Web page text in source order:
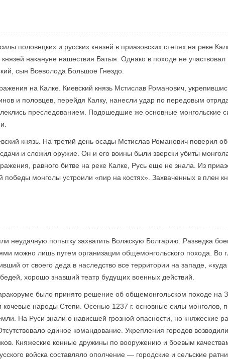
половецких и русских князей в приазовских степях на реке
накануне нашествия Батыя. Однако в походе не
сын Всеволода Большое Гнездо.
на Калке. Киевский князь Мстислав Романович,
и половцев, перейдя Калку, нанесли удар по передовым
преследованием. Подошедшие же основные монгольские
князь. На третий день осады Мстислав Романович поверил
сдачи и сложил оружие. Он и его воины были зверски убиты
равного битве на реке Калке, Русь еще не знала. Из
победы монголы устроили «пир на костях». Захваченных в плен
неудачную попытку захватить Волжскую Болгарию. Разведка
можно лишь путем организации общемонгольского похода. Во
от своего деда в наследство все территории на западе, «куда
хорошо знавший театр будущих военных действий.
было принято решение об общемонгольском походе на
кочевые народы Степи. Осенью 1237 г. основные силы монголов,
На Руси знали о нависшей грозной опасности, но княжеские
единое командование. Укрепления городов
Княжеские конные дружины по вооружению и боевым
войска составляло ополчение — городские и сельские